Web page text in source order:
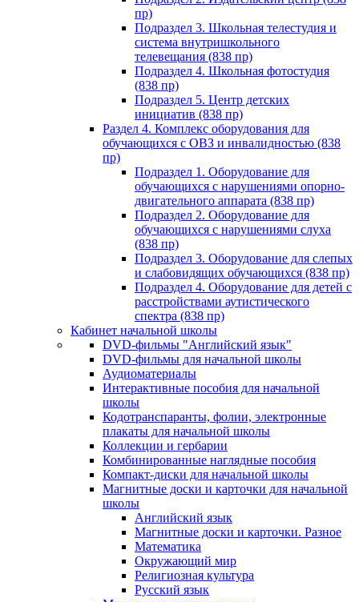
пр)
Подраздел 3. Школьная телестудия и
система внутришкольного
телевещания (838 пр)
Подраздел 4. Школьная фотостудия
(838 пр)
Подраздел 5. Центр детских
инициатив (838 пр)
Раздел 4. Комплекс оборудования для
обучающихся с ОВЗ и инвалидностью (838
пр)
Подраздел 1. Оборудование для
обучающихся с нарушениями опорно-
двигательного аппарата (838 пр)
Подраздел 2. Оборудование для
обучающихся с нарушениями слуха
(838 пр)
Подраздел 3. Оборудование для слепых
и слабовидящих обучающихся (838 пр)
Подраздел 4. Оборудование для детей с
расстройствами аутистического
спектра (838 пр)
Кабинет начальной школы
DVD-фильмы "Английский язык"
DVD-фильмы для начальной школы
Аудиоматериалы
Интерактивные пособия для начальной
школы
Кодотранспаранты, фолии, электронные
плакаты для начальной школы
Коллекции и гербарии
Комбинированные наглядные пособия
Компакт-диски для начальной школы
Магнитные доски и карточки для начальной
школы
Английский язык
Магнитные доски и карточки. Разное
Математика
Окружающий мир
Религиозная культура
Русский язык